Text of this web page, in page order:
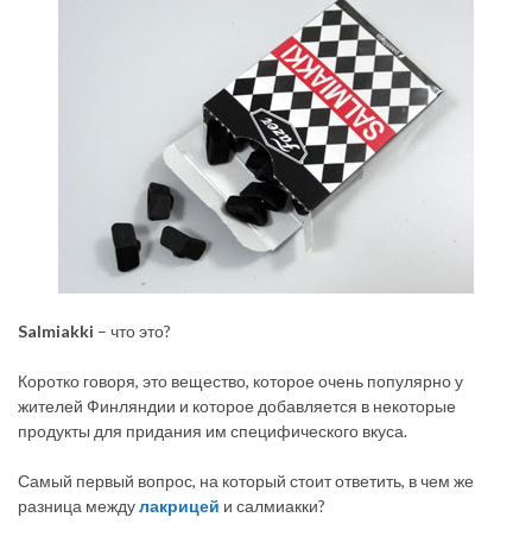
Salmiakki – что это?
Коротко говоря, это вещество, которое очень популярно у
жителей Финляндии и которое добавляется в некоторые
продукты для придания им специфического вкуса.
Самый первый вопрос, на который стоит ответить, в чем же
разница междулакрицей и салмиакки?